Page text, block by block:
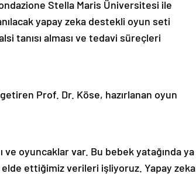
Stella Maris Üniversitesi ile
yapay zeka destekli oyun seti
tanısı alması ve tedavi süreçleri
Prof. Dr. Köse, hazırlanan oyun
oyuncaklar var. Bu bebek yatağında ya
ettiğimiz verileri işliyoruz. Yapay zeka